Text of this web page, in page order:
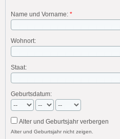
Name und Vorname: *
Wohnort:
Staat:
Geburtsdatum:
Alter und Geburtsjahr verbergen
Alter und Geburtsjahr nicht zeigen.